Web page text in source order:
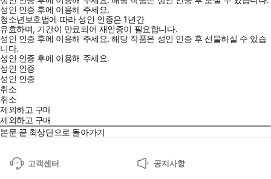
성인 인증 후에 이용해 주세요.
청소년보호법에 따라 성인 인증은 1년간
유효하며, 기간이 만료되어 재인증이 필요합니다.
성인 인증 후에 이용해 주세요.해당 작품은 성인 인증 후 선물하실 수 있습
니다.
성인 인증 후에 이용해 주세요.
성인 인증
성인 인증
취소
취소
제외하고 구매
제외하고 구매
본문 끝 최상단으로 돌아가기
고객센터 공지사항